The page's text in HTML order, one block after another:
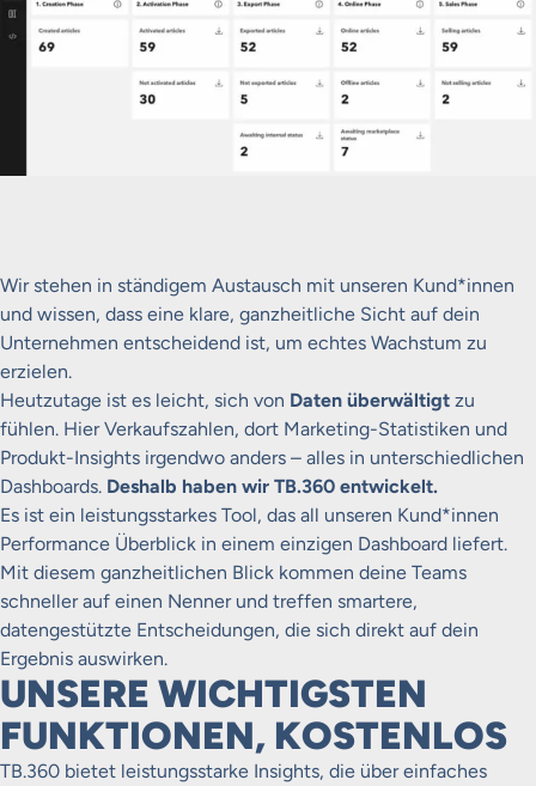
Wir stehen in ständigem Austausch mit unseren Kund*innen
und wissen, dass eine klare, ganzheitliche Sicht auf dein
Unternehmen entscheidend ist, um echtes Wachstum zu
erzielen.
Heutzutage ist es leicht, sich von Daten überwältigt zu
fühlen. Hier Verkaufszahlen, dort Marketing-Statistiken und
Produkt-Insights irgendwo anders – alles in unterschiedlichen
Dashboards. Deshalb haben wir TB.360 entwickelt.
Es ist ein leistungsstarkes Tool, das all unseren Kund*innen
Performance Überblick in einem einzigen Dashboard liefert.
Mit diesem ganzheitlichen Blick kommen deine Teams
schneller auf einen Nenner und treffen smartere,
datengestützte Entscheidungen, die sich direkt auf dein
Ergebnis auswirken.
UNSERE WICHTIGSTEN
FUNKTIONEN, KOSTENLOS
TB.360 bietet leistungsstarke Insights, die über einfaches